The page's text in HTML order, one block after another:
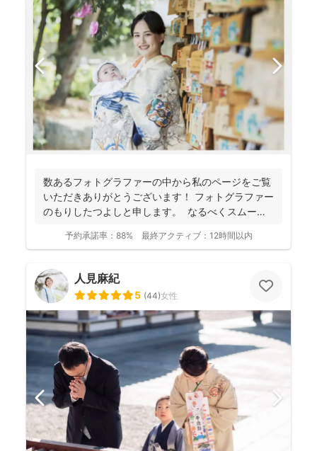
数あるフォトグラファーの中から私のページをご覧
いただきありがとうございます！ フォトグラファー
のもりしたつよしと申します。 なるべくスムーズ
予約承諾率： 88% 最終アクティブ： 12時間以内
人見麻紀
5 (44)女性